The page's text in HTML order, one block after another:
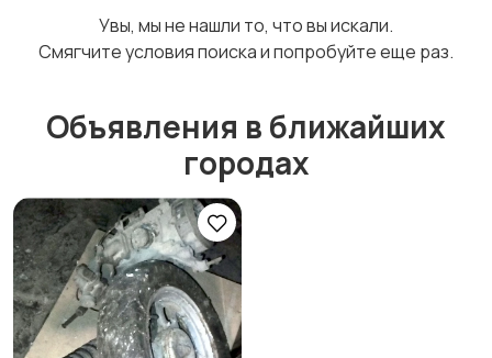
Увы, мы не нашли то, что вы искали.
Смягчите условия поиска и попробуйте еще раз.
Объявления в ближайших
городах